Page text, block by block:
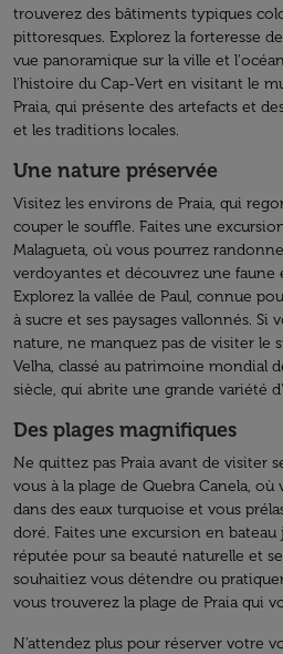
trouverez des bâtiments typiques
pittoresques. Explorez la forteresse
vue panoramique sur la ville et
l'histoire du Cap-Vert en visitant le
Praia, qui présente des artefacts et
et les traditions locales.
Une nature préservée
Visitez les environs de Praia, qui
couper le souffle. Faites une
Malagueta, où vous pourrez
verdoyantes et découvrez une faune
Explorez la vallée de Paul, connue
à sucre et ses paysages vallonnés. Si
nature, ne manquez pas de visiter le
Velha, classé au patrimoine mondial
siècle, qui abrite une grande variété
Des plages magnifiques
Ne quittez pas Praia avant de visiter
vous à la plage de Quebra Canela,
dans des eaux turquoise et vous
doré. Faites une excursion en bateau
réputée pour sa beauté naturelle et
souhaitiez vous détendre ou
vous trouverez la plage de Praia qui
N’attendez plus pour réserver votre